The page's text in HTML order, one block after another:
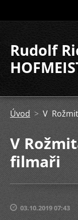
Rudolf
Úvod > V
V
filmaři
03.10.2019 07:43